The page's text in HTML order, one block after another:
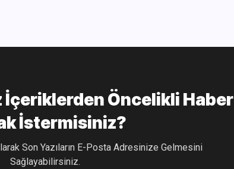
İçeriklerden Öncelikli Haber
İstermisiniz?
Sağlayabilirsiniz.